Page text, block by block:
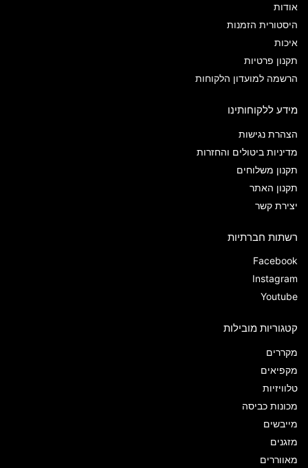
אודות
היסטורית הזמנות
איכות
תקנון פרטיות
הרשמה למועדון הלקוחות
מידע ללקוחותינו
הצהרת נגישות
מדיניות ביטולים והחזרות
תקנון משלוחים
תקנון האתר
יצירת קשר
רשתות חברתיות
Facebook
Instagram
Youtube
קטגוריות מובילות
מקררים
מקפיאים
טלוויזיות
מכונות כביסה
מייבשים
מזגנים
מאווררים